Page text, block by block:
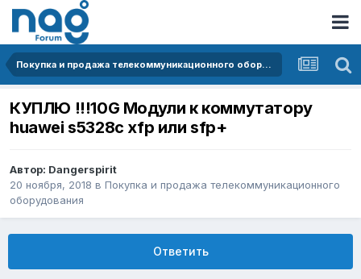
Покупка и продажа телекоммуникационного оборудования
КУПЛЮ !!!10G Модули к коммутатору
huawei s5328c xfp или sfp+
Автор: Dangerspirit
20 ноября, 2018 в Покупка и продажа телекоммуникационного
оборудования
Ответить